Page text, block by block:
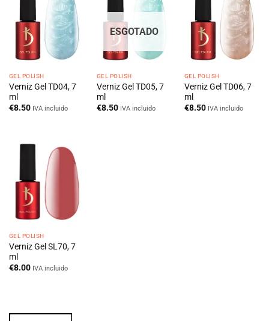
GEL POLISH
Verniz Gel TD04, 7
ml
€8.50 IVA incluido
ESGOTADO
GEL POLISH
Verniz Gel TD05, 7
ml
€8.50 IVA incluido
GEL POLISH
Verniz Gel TD06, 7
ml
€8.50 IVA incluido
GEL POLISH
Verniz Gel SL70, 7
ml
€8.00 IVA incluido